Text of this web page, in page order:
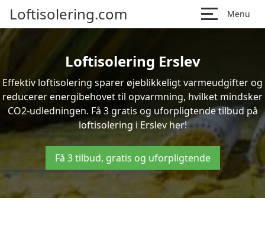
Loftisolering.com Menu
Loftisolering Erslev
Effektiv loftisolering sparer øjeblikkeligt varmeudgifter og
reducerer energibehovet til opvarmning, hvilket mindsker
CO2-udledningen. Få 3 gratis og uforpligtende tilbud på
loftisolering i Erslev her!
Få 3 tilbud, gratis og uforpligtende